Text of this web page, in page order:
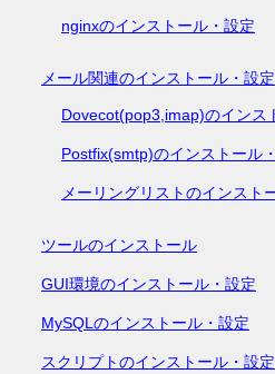
nginxのインストール・設定
メール関連のインストール・設定
Dovecot(pop3,imap)のインス
Postfix(smtp)のインストール
メーリングリストのインスト
ツールのインストール
GUI環境のインストール・設定
MySQLのインストール・設定
スクリプトのインストール・設定